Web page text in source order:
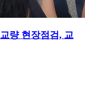
량 현장점검, 교